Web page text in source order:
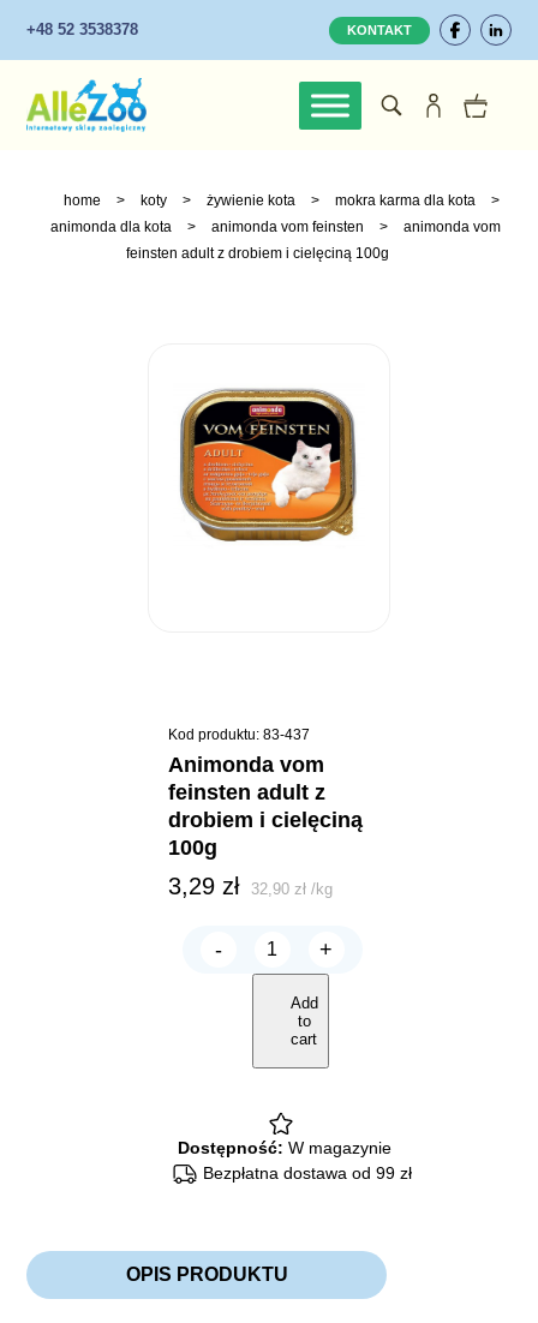
+48 52 3538378 KONTAKT
home > koty > żywienie kota > mokra karma dla kota
>
animonda dla kota
> animonda vom feinsten >
animonda vom
feinsten adult z drobiem i cielęciną 100g
Kod produktu: 83-437
animonda vom
feinsten adult z
drobiem i cielęciną
100g
3,29 zł 32,90zł /kg
-
ANIMONDA
vom
Feinsten
ADULT
drobiem
i
quantity
+
Add
to
cart
Dostępność: W magazynie
Bezpłatna dostawa od 99 zł
OPIS PRODUKTU